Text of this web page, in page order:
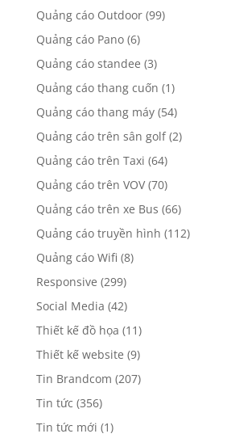
Quảng cáo Outdoor(99)
Quảng cáo Pano(6)
Quảng cáo standee (3)
Quảng cáo thang cuốn (1)
Quảng cáo thang máy(54)
Quảng cáo trên sân golf(2)
Quảng cáo trên Taxi (64)
Quảng cáo trên VOV(70)
Quảng cáo trên xe Bus (66)
Quảng cáo truyền hình (112)
Quảng cáo Wifi (8)
Responsive (299)
Social Media (42)
Thiết kế đồ họa (11)
Thiết kế website (9)
Tin Brandcom (207)
Tin tức (356)
Tin tức mới (1)